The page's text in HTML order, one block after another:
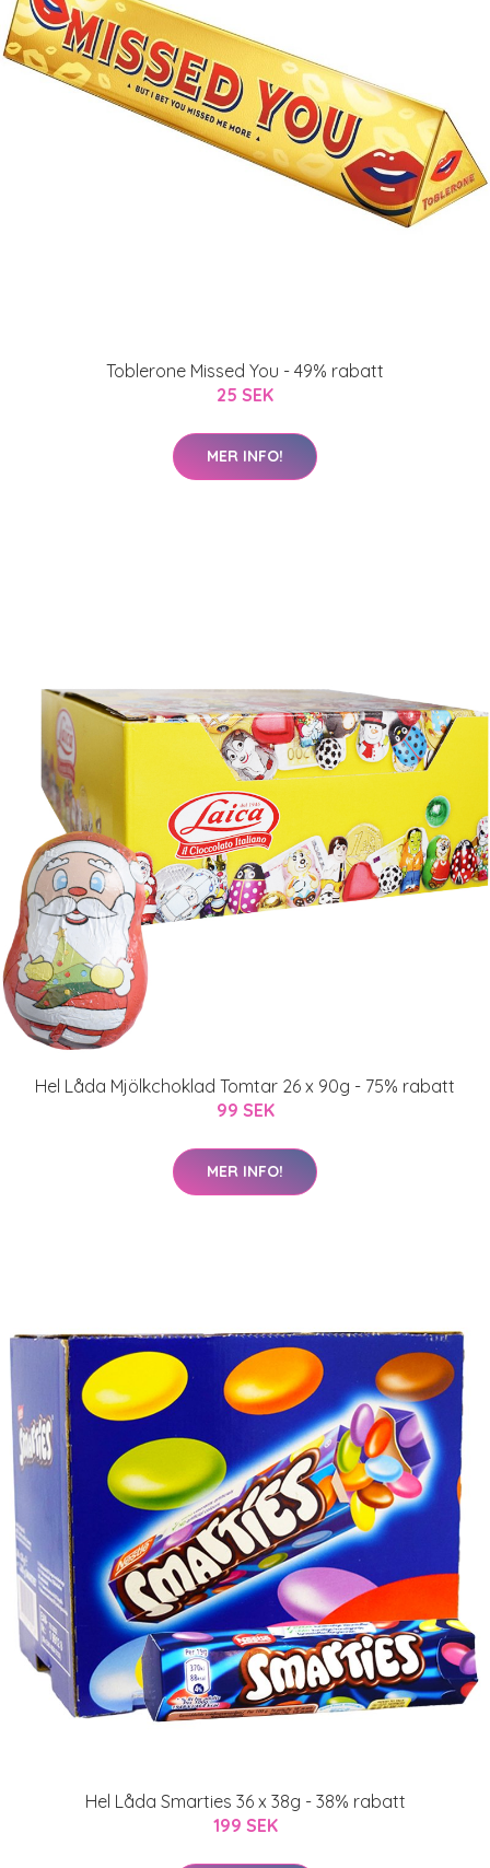
Toblerone Missed You - 49% rabatt
25 SEK
MER INFO!
Hel Låda Mjölkchoklad Tomtar 26 x 90g - 75% rabatt
99 SEK
MER INFO!
Hel Låda Smarties 36 x 38g - 38% rabatt
199 SEK